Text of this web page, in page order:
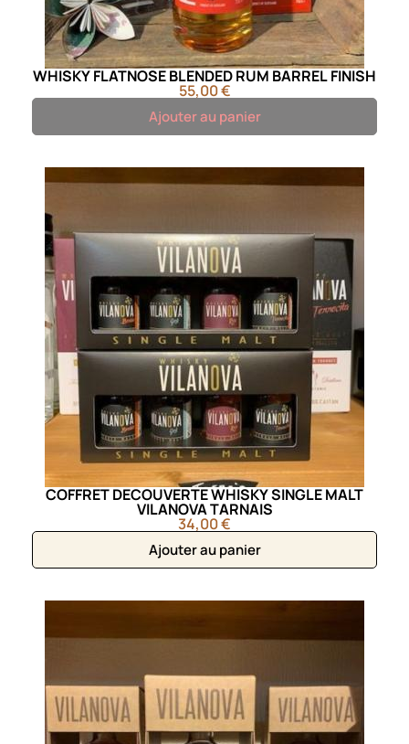
WHISKY FLATNOSE BLENDED RUM BARREL FINISH
55,00 €
Ajouter au panier
COFFRET DECOUVERTE WHISKY SINGLE MALT
VILANOVA TARNAIS
34,00 €
Ajouter au panier